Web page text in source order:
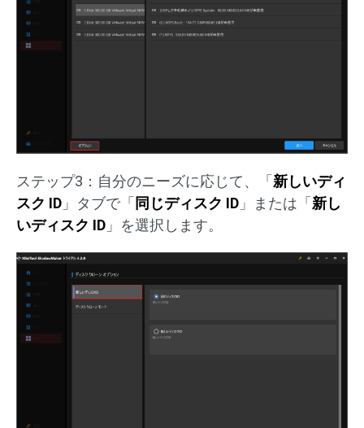
ステップ3：自分のニーズに応じて、「 新しいディ
スク ID 」タブで「 同じディスク ID 」または「 新し
いディスク ID 」を選択します。